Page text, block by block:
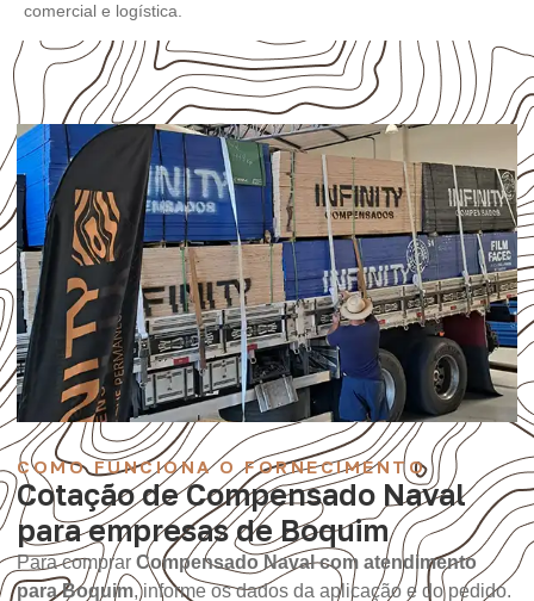
comercial e logística.
COMO FUNCIONA O FORNECIMENTO
Cotação de Compensado Naval
para empresas de Boquim
Para comprar Compensado Naval com atendimento
para Boquim, informe os dados da aplicação e do pedido.